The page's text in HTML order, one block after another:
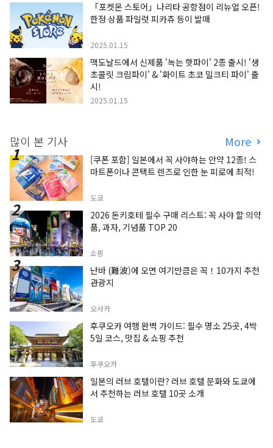
「포켓몬 스토어」나리타 공항점이 리뉴얼 오픈!
한정 상품 파일럿 피카츄 등이 발매
2025.01.15
맥도날드에서 신제품 '녹는 핫파이' 2종 출시! '생
초콜릿 크림파이' & '화이트 초코 밀크티 파이' 출
시!
2025.01.15
많이 본 기사 More
[쿠폰 포함] 일본에서 꼭 사야하는 안약 12종! 스
마트폰이나 콘택트 렌즈로 인한 눈 피로에 최적!
도쿄
2026 돈키호테 필수 구매 리스트: 꼭 사야 할 의약
품, 과자, 기념품 TOP 20
쇼핑
난바 (難波)에 오면 여기만큼은 꼭！10가지 추천
관광지
오사카
후쿠오카 여행 완벽 가이드: 필수 명소 25곳, 4박
5일 코스, 맛집 & 쇼핑 추천
후쿠오카
일본의 러브 호텔이란? 러브 호텔 문화와 도쿄에
서 추천하는 러브 호텔 10곳 소개
도쿄